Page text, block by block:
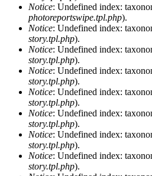
Notice: Undefined index:
photoreportswipe.tpl.php).
Notice: Undefined index:
story.tpl.php).
Notice: Undefined index:
story.tpl.php).
Notice: Undefined index:
story.tpl.php).
Notice: Undefined index:
story.tpl.php).
Notice: Undefined index:
story.tpl.php).
Notice: Undefined index:
story.tpl.php).
Notice: Undefined index:
story.tpl.php).